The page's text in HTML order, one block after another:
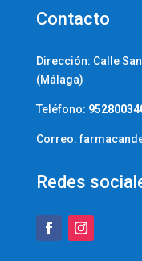
Contacto
Dirección: Calle
(Málaga)
Teléfono:
Correo:
Redes